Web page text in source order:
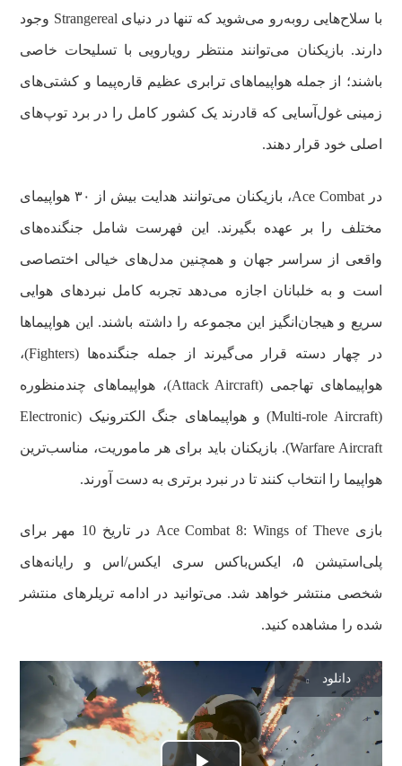
با سلاح‌هایی روبه‌رو می‌شوید که تنها در دنیای Strangereal وجود
دارند. بازیکنان می‌توانند منتظر رویارویی با تسلیحات خاصی
باشند؛ از جمله هواپیماهای ترابری عظیم قاره‌پیما و کشتی‌های
زمینی غول‌آسایی که قادرند یک کشور کامل را در برد توپ‌های
اصلی خود قرار دهند.
در Ace Combat، بازیکنان می‌توانند هدایت بیش از ۳۰ هواپیمای
مختلف را بر عهده بگیرند. این فهرست شامل جنگنده‌های
واقعی از سراسر جهان و همچنین مدل‌های خیالی اختصاصی
است و به خلبانان اجازه می‌دهد تجربه کامل نبردهای هوایی
سریع و هیجان‌انگیز این مجموعه را داشته باشند. این هواپیماها
در چهار دسته قرار می‌گیرند از جمله جنگنده‌ها (Fighters)،
هواپیماهای تهاجمی (Attack Aircraft)، هواپیماهای چندمنظوره
(Multi-role Aircraft) و هواپیماهای جنگ الکترونیک (Electronic
Warfare Aircraft). بازیکنان باید برای هر ماموریت، مناسب‌ترین
هواپیما را انتخاب کنند تا در نبرد برتری به دست آورند.
بازی Ace Combat 8: Wings of Theve در تاریخ 10 مهر برای
پلی‌استیشن ۵، ایکس‌باکس سری ایکس/اس و رایانه‌های
شخصی منتشر خواهد شد. می‌توانید در ادامه تریلرهای منتشر
شده را مشاهده کنید.
دانلود